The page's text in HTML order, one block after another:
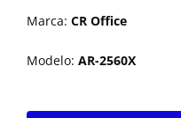
Marca: CR Office
Modelo: AR-2560X